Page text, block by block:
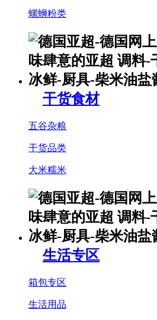
螺蛳粉类
干货食材
五谷杂粮
干货品类
大米糯米
生活专区
箱包专区
生活用品